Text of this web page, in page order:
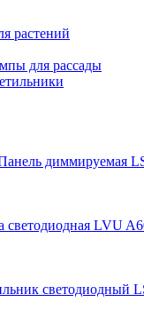
растений
для рассады
диммируемая
светодиодная LVU
светодиодный